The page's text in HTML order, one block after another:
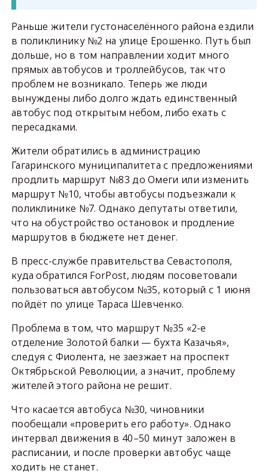
Раньше жители густонаселённого района ездили
в поликлинику №2 на улице Ерошенко. Путь был
дольше, но в том направлении ходит много
прямых автобусов и троллейбусов, так что
проблем не возникало. Теперь же люди
вынуждены либо долго ждать единственный
автобус под открытым небом, либо ехать с
пересадками.
Жители обратились в администрацию
Гагаринского муниципалитета с предложениями
продлить маршрут №83 до Омеги или изменить
маршрут №10, чтобы автобусы подъезжали к
поликлинике №7. Однако депутаты ответили,
что на обустройство остановок и продление
маршрутов в бюджете нет денег.
В пресс-службе правительства Севастополя,
куда обратился ForPost, людям посоветовали
пользоваться автобусом №35, который с 1 июня
пойдёт по улице Тараса Шевченко.
Проблема в том, что маршрут №35 «2-е
отделение Золотой балки — бухта Казачья»,
следуя с Фиолента, не заезжает на проспект
Октябрьской Революции, а значит, проблему
жителей этого района не решит.
Что касается автобуса №30, чиновники
пообещали «проверить его работу». Однако
интервал движения в 40–50 минут заложен в
расписании, и после проверки автобус чаще
ходить не станет.